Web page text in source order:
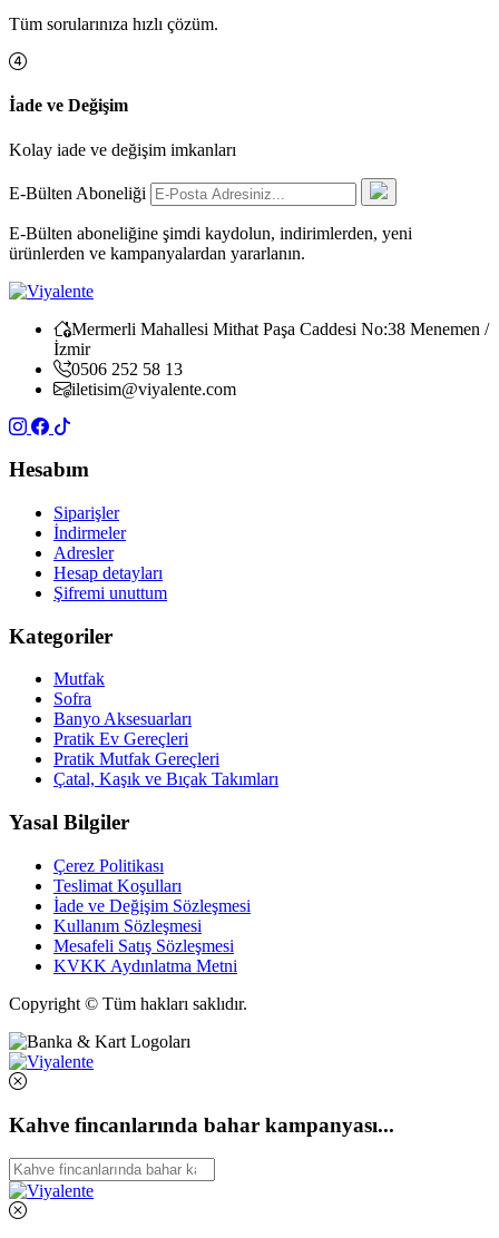
Tüm sorularınıza hızlı çözüm.
İade ve Değişim
Kolay iade ve değişim imkanları
E-Bülten Aboneliği
E-Bülten aboneliğine şimdi kaydolun, indirimlerden, yeni
ürünlerden ve kampanyalardan yararlanın.
Mermerli Mahallesi Mithat Paşa Caddesi No:38 Menemen /
İzmir
0506 252 58 13
iletisim@viyalente.com
Hesabım
Siparişler
İndirmeler
Adresler
Hesap detayları
Şifremi unuttum
Kategoriler
Mutfak
Sofra
Banyo Aksesuarları
Pratik Ev Gereçleri
Pratik Mutfak Gereçleri
Çatal, Kaşık ve Bıçak Takımları
Yasal Bilgiler
Çerez Politikası
Teslimat Koşulları
İade ve Değişim Sözleşmesi
Kullanım Sözleşmesi
Mesafeli Satış Sözleşmesi
KVKK Aydınlatma Metni
Copyright © Tüm hakları saklıdır.
Kahve fincanlarında bahar kampanyası...